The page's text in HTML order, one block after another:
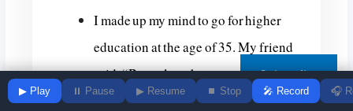
I made up my mind to go for higher
education at the age of 35. My friend
said, “Better late than never.”
(मैंने 35 साल की उम्र में उच्च शिक्षा के लिए मन
Subscribe
▶ Play ⏸ Pause ▶ Resume ⏹ Stop 🎤 Record 🎧